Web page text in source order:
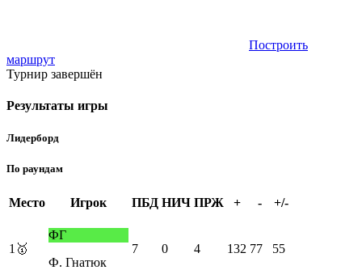
Построить
маршрут
Турнир завершён
Результаты игры
Лидерборд
По раундам
Место Игрок ПБД НИЧ ПРЖ + - +/-
1 🥇
ФГ
Ф. Гнатюк
7 0 4 132 77 55